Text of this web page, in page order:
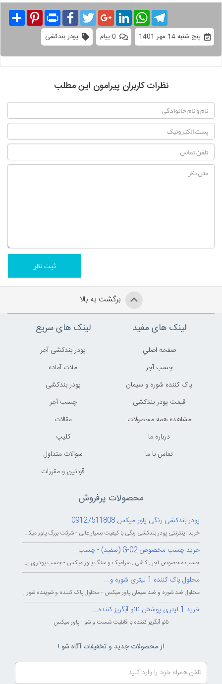
SharePinterest Print
FacebookTwitterGoogle+LinkedInWhatsAppTelegram
پنج شنبه 14 مهر 1401 0 پیام پودر بندکشی
نظرات کاربران پیرامون این مطلب
برگشت به بالا
لینک های مفید
صفحه اصلي
چسب آجر
پاک کننده شوره و سیمان
قیمت پودر بندکشی
مشاهده همه محصولات
درباره ما
تماس با ما
لینک های سریع
پودر بندکشی آجر
ملات آماده
پودر بندکشی
چسب آجر
مقالات
کليپ
سوالات متداول
قوانين و مقررات
محصولات پرفروش
پودر بندکشی رنگی پاور میکس 09127511808
خرید اینترنتی پودر بندکشی رنگی با کیفیت بسیار عالی - شرکت بزرگ پاور میکس...
خرید چسب مخصوص G-02 (سفید) - چسب...
چسب مخصوص آجر . کاشی . سرامیک و سنگ پاور میکس - چسب پودری پاورمیکس - چسب...
محلول پاک کننده 1 لیتری شوره و...
محلول ضد شوره و ضد سیمان پاور میکس - محلول پاک کننده و شوینده شوره و سیمان...
خرید 1 لیتری پوشش نانو آبگریز کننده...
نانو آبگریز کننده با قابلیت شست و شو - پاور میکس
از محصولات جدید و تخفیفات آگاه شو !